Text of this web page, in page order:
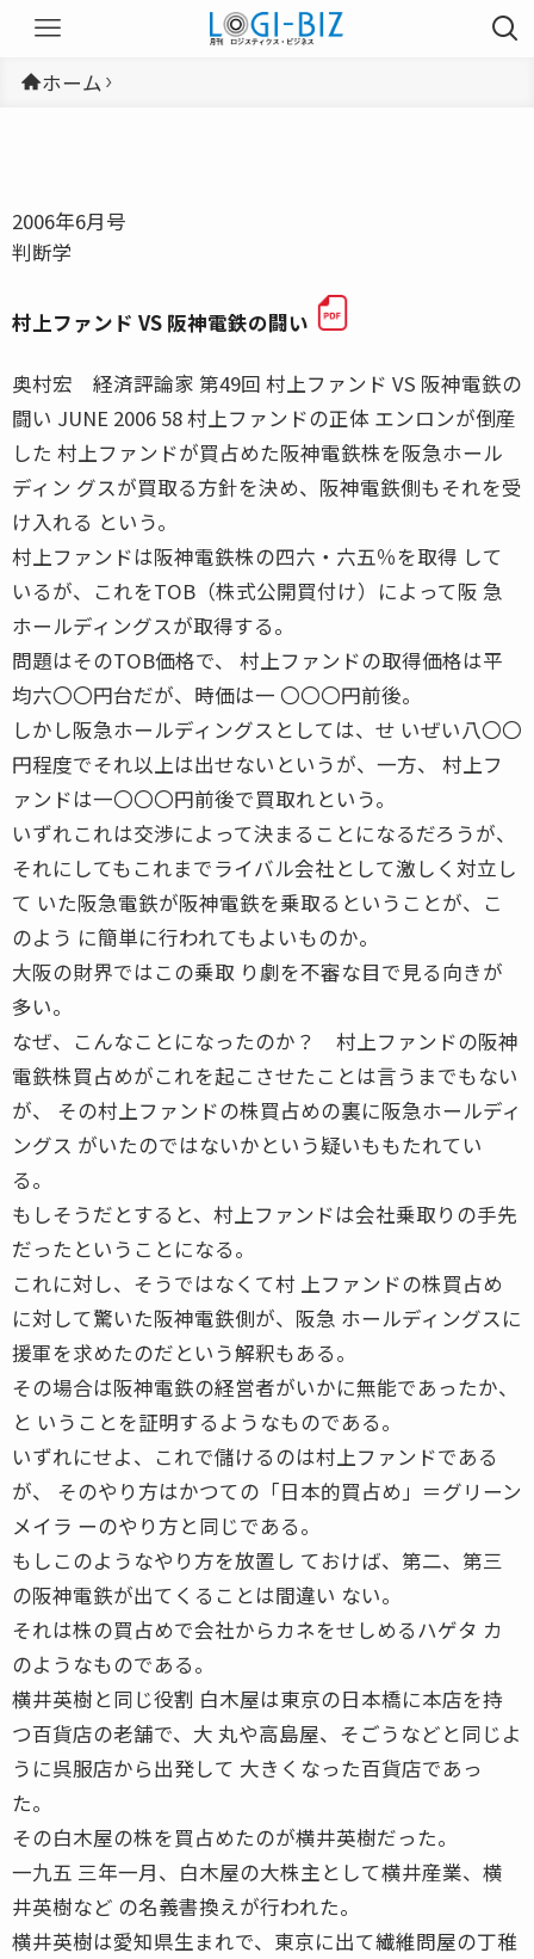
ホーム
2006年6月号
判断学
村上ファンド VS 阪神電鉄の闘い
奥村宏 経済評論家 第49回 村上ファンド VS 阪神電鉄の
闘い JUNE 2006 58 村上ファンドの正体 エンロンが倒産
した 村上ファンドが買占めた阪神電鉄株を阪急ホール
ディン グスが買取る方針を決め、阪神電鉄側もそれを受
け入れる という。
村上ファンドは阪神電鉄株の四六・六五％を取得 して
いるが、これをTOB（株式公開買付け）によって阪 急
ホールディングスが取得する。
問題はそのTOB価格で、 村上ファンドの取得価格は平
均六〇〇円台だが、時価は一 〇〇〇円前後。
しかし阪急ホールディングスとしては、せ いぜい八〇〇
円程度でそれ以上は出せないというが、一方、 村上フ
ァンドは一〇〇〇円前後で買取れという。
いずれこれは交渉によって決まることになるだろうが、
それにしてもこれまでライバル会社として激しく対立し
て いた阪急電鉄が阪神電鉄を乗取るということが、こ
のよう に簡単に行われてもよいものか。
大阪の財界ではこの乗取 り劇を不審な目で見る向きが
多い。
なぜ、こんなことになったのか？ 村上ファンドの阪神
電鉄株買占めがこれを起こさせたことは言うまでもない
が、 その村上ファンドの株買占めの裏に阪急ホールディ
ングス がいたのではないかという疑いももたれてい
る。
もしそうだとすると、村上ファンドは会社乗取りの手先
だったということになる。
これに対し、そうではなくて村 上ファンドの株買占め
に対して驚いた阪神電鉄側が、阪急 ホールディングスに
援軍を求めたのだという解釈もある。
その場合は阪神電鉄の経営者がいかに無能であったか、
と いうことを証明するようなものである。
いずれにせよ、これで儲けるのは村上ファンドである
が、 そのやり方はかつての「日本的買占め」＝グリーン
メイラ ーのやり方と同じである。
もしこのようなやり方を放置し ておけば、第二、第三
の阪神電鉄が出てくることは間違い ない。
それは株の買占めで会社からカネをせしめるハゲタ カ
のようなものである。
横井英樹と同じ役割 白木屋は東京の日本橋に本店を持
つ百貨店の老舗で、大 丸や高島屋、そごうなどと同じよ
うに呉服店から出発して 大きくなった百貨店であっ
た。
その白木屋の株を買占めたのが横井英樹だった。
一九五 三年一月、白木屋の大株主として横井産業、横
井英樹など の名義書換えが行われた。
横井英樹は愛知県生まれで、東京に出て繊維問屋の丁稚